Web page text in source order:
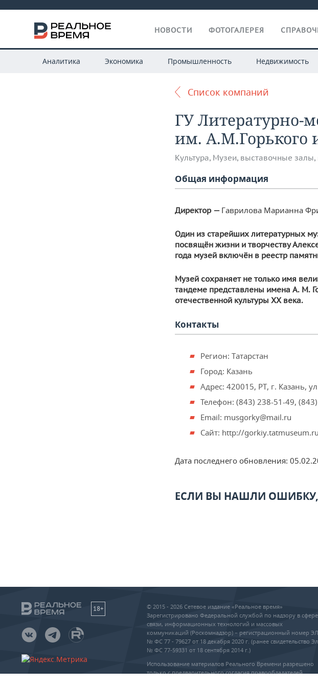
НОВОСТИ ФОТОГАЛЕРЕЯ
Аналитика Экономика Промышленность Недвижимость
Список компаний
ГУ Литературно-
им.
Культура, Музеи, выставочные залы,
Общая информация
Директор — Гаврилова Марианна
Один из старейших литературных
посвящён жизни и творчеству
года музей включён в реестр
Музей сохраняет не только имя
тандеме представлены имена А. М.
отечественной культуры ХХ века.
Контакты
Регион: Татарстан
Город: Казань
Адрес: 420015, РТ, г. Казань,
Телефон: (843) 238-51-49,
Email: musgorky@mail.ru
Сайт: http://
Дата последнего обновления:
ЕСЛИ ВЫ НАШЛИ ОШИБКУ,
18+
© 2015 - 2026 Сетевое издание «Реальное время»
Зарегистрировано Федеральной службой по надзору в сфере
связи, информационных технологий и массовых
коммуникаций (Роскомнадзор) – регистрационный номер ЭЛ
№ ФС 77 - 79627 от 18 декабря 2020 г. (ранее свидетельство Эл
№ ФС 77-59331 от 18 сентября 2014 г.)
Использование материалов Реального Времени разрешено
только с предварительного согласия правообладателей,